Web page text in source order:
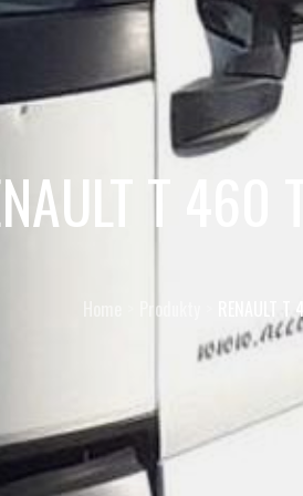
T 460
Produkty RENAULT